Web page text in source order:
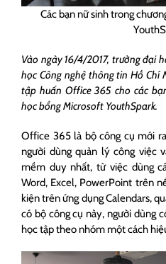
Các bạn nữ sinh trong
Vào ngày 16/4/2017, trường đại
học Công nghệ thông tin Hồ Chí
tập huấn Office 365 cho các
học bổng Microsoft YouthSpark.
Office 365 là bộ công cụ mới
người dùng quản lý công việc
mềm duy nhất, từ việc dùng
Word, Excel, PowerPoint trên
kiện trên ứng dụng Calendars,
có bộ công cụ này, người dùng
học tập theo nhóm một cách